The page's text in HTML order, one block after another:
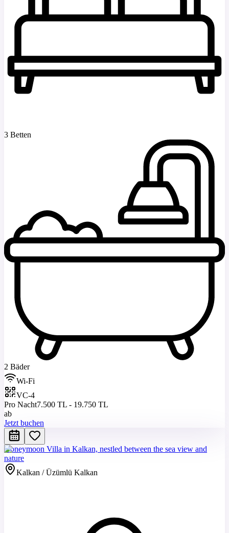
3 Betten
2 Bäder
Wi-Fi
VC-4
Pro Nacht7.500 TL - 19.750 TL
ab
Jetzt buchen
Honeymoon Villa in Kalkan, nestled between the sea view and
nature
Kalkan / Üzümlü Kalkan